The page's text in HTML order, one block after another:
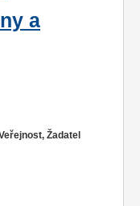
a
Žadatel